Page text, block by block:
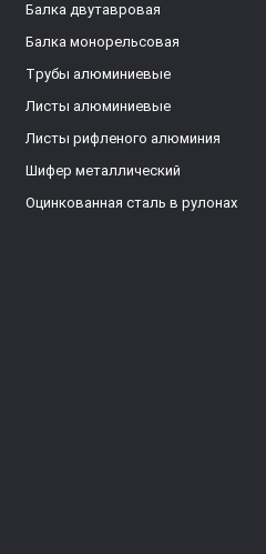
Балка двутавровая
Балка монорельсовая
Трубы алюминиевые
Листы алюминиевые
Листы рифленого алюминия
Шифер металлический
Оцинкованная сталь в рулонах